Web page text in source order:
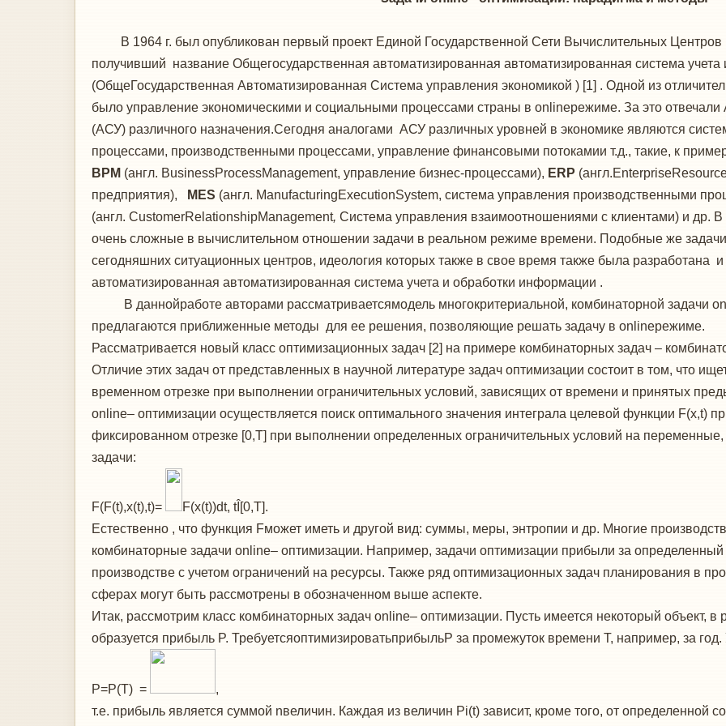
В 1964 г. был опубликован первый проект Единой Государственной Сети Вычислительных
получивший название Общегосударственная автоматизированная автоматизированная система
(ОбщеГосударственная Автоматизированная Система управления экономикой ) [1] . Одной из
было управление экономическими и социальными процессами страны в onlineрежиме. За это
(АСУ) различного назначения.Сегодня аналогами АСУ различных уровней в экономике являются
процессами, производственными процессами, управление финансовыми потокамии т.д., такие, к
BPM (англ. BusinessProcessManagement, управление бизнес-процессами), ERP
предприятия),
MES (англ. ManufacturingExecutionSystem, система управления производственными
(англ. CustomerRelationshipManagement, Система управления взаимоотношениями с клиентами) и др. В
очень сложные в вычислительном отношении задачи в реальном режиме времени. Подобные же задачи
сегодняшних ситуационных центров, идеология которых также в свое время также была разработана
автоматизированная автоматизированная система учета и обработки информации .
В даннойработе авторами рассматриваетсямодель многокритериальной, комбинаторной задачи
предлагаются приближенные методы для ее решения, позволяющие решать задачу в onlineрежиме.
Рассматривается новый класс оптимизационных задач [2] на примере комбинаторных задач –
Отличие этих задач от представленных в научной литературе задач оптимизации состоит в том, что
временном отрезке при выполнении ограничительных условий, зависящих от времени и принятых
online– оптимизации осуществляется поиск оптимального значения интеграла целевой функции F(x,t)
фиксированном отрезке [0,T] при выполнении определенных ограничительных условий на
задачи:
F(F(t),x(t),t)=
F(x(t))dt, tÎ[0,T].
Естественно , что функция Fможет иметь и другой вид: суммы, меры, энтропии и др. Многие
комбинаторные задачи online– оптимизации. Например, задачи оптимизации прибыли за
производстве с учетом ограничений на ресурсы. Также ряд оптимизационных задач планирования в
сферах могут быть рассмотрены в обозначенном выше аспекте.
Итак, рассмотрим класс комбинаторных задач online– оптимизации. Пусть имеется некоторый объект, в
образуется прибыль P. ТребуетсяоптимизироватьприбыльP за промежуток времени Т, например, за
P=P(T) =
,
т.е. прибыль является суммой nвеличин. Каждая из величин Pi(t) зависит, кроме того, от определенной